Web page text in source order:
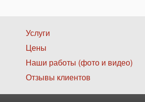
Нижнее
меню
1
Услуги
Цены
Наши работы (фото и видео)
Отзывы клиентов